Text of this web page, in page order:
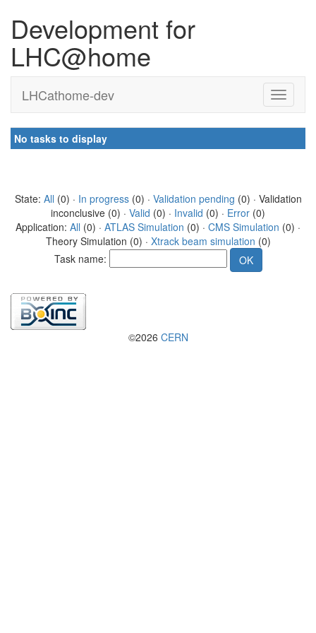
Development for
LHC@home
LHCathome-dev
No tasks to display
State: All (0) · In progress(0) · Validation pending (0) · Validation
inconclusive (0) · Valid (0) · Invalid (0) · Error (0)
Application: All (0) · ATLAS Simulation (0) · CMS Simulation (0) ·
Theory Simulation (0) · Xtrack beam simulation (0)
Task name:
©2026 CERN